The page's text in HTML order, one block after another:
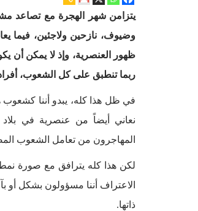
يتزامن شهر الهجرة مع تصاعد
وضيوف، نازحين ولاجئين، فيما
ظهور العنصرية، وإذ لا يمكن أن
ربما تنطبق على كل الشعوب،
في ظل هذا كله، يبدو أننا
نعاني أيضاً من عنصرية في
المهاجرون من تعامل الشعوب
لكن هذا كله يترافق مع صورة
الاعتراف أننا مسؤولون بشكل أو
ذاتها.